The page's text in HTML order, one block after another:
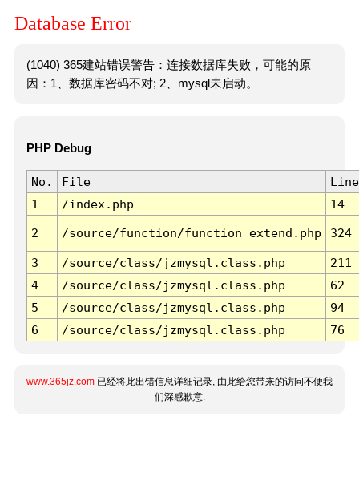
Database Error
(1040) 365建站错误警告：连接数据库失败，可能的原
因：1、数据库密码不对; 2、mysql未启动。
PHP Debug
No. File
Line
1
/index.php 14
2 /source/function/function_extend.php 324
3 /source/class/jzmysql.class.php
211
4
/source/class/jzmysql.class.php
62
5
/source/class/jzmysql.class.php
94
6
/source/class/jzmysql.class.php 76
www.365jz.com 已经将此出错信息详细记录, 由此给您带来的访问不便我
们深感歉意.